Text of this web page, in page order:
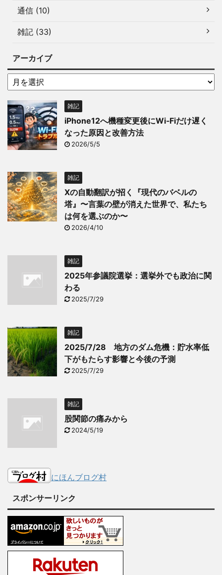
通信 (10)
雑記 (33)
アーカイブ
雑記
iPhone12へ機種変更後にWi‑Fiだけ遅く
なった原因と改善方法
2026/5/5
雑記
Xの自動翻訳が招く『現代のバベルの
塔』〜言葉の壁が消えた世界で、私たち
は何を選ぶのか〜
2026/4/10
雑記
2025年参議院選挙：選挙外でも政治に関
わる
2025/7/29
雑記
2025/7/28 地方のダム危機：貯水率低
下がもたらす影響と今後の予測
2025/7/29
雑記
股関節の痛みから
2024/5/19
にほんブログ村
スポンサーリンク